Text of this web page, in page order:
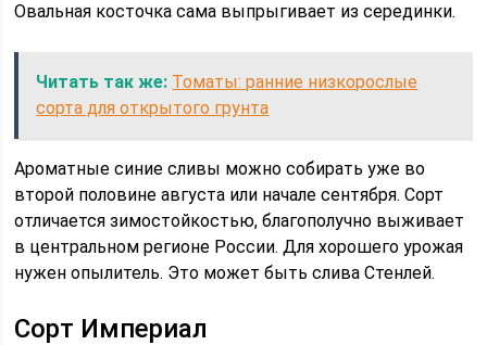
Овальная косточка сама выпрыгивает из серединки.
Читать так же: Томаты: ранние низкорослые
сорта для открытого грунта
Ароматные синие сливы можно собирать уже во
второй половине августа или начале сентября. Сорт
отличается зимостойкостью, благополучно выживает
в центральном регионе России. Для хорошего урожая
нужен опылитель. Это может быть слива Стенлей.
Сорт Империал